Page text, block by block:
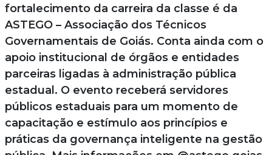
fortalecimento da carreira da classe é da
ASTEGO – Associação dos Técnicos
Governamentais de Goiás. Conta ainda com o
apoio institucional de órgãos e entidades
parceiras ligadas à administração pública
estadual. O evento receberá servidores
públicos estaduais para um momento de
capacitação e estímulo aos princípios e
práticas da governança inteligente na gestão